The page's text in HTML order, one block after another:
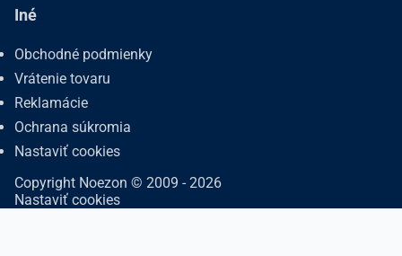
Iné
Obchodné podmienky
Vrátenie tovaru
Reklamácie
Ochrana súkromia
Nastaviť cookies
Copyright Noezon © 2009 - 2026
Nastaviť cookies